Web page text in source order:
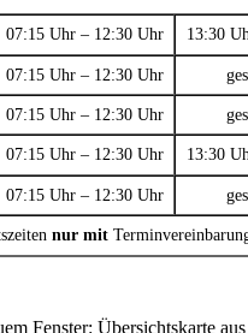
07:15 Uhr – 12:30 Uhr 13:30
07:15 Uhr – 12:30 Uhr
07:15 Uhr – 12:30 Uhr
07:15 Uhr – 12:30 Uhr 13:30
07:15 Uhr – 12:30 Uhr
nur mit